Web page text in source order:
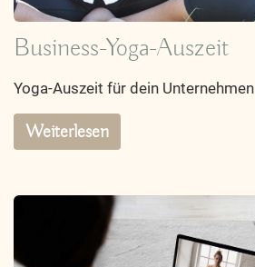
Business-Yoga-Auszeit
Yoga-Auszeit für dein Unternehmen
Weiterlesen